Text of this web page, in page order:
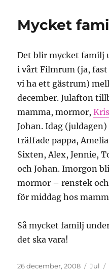
Mycket
Det blir mycket familj
i vårt Filmrum (ja,
vi ha ett gästrum)
december. Julafton
mamma, mormor,
Johan. Idag
träffade pappa,
Sixten, Alex, Jennie,
och Johan. Imorgon
mormor – renstek
för middag hos
Så mycket familj
det ska vara!
Publicerat
26 december, 2008 Jul